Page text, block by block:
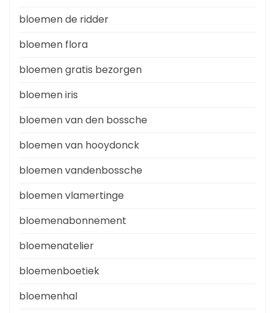
bloemen de ridder
bloemen flora
bloemen gratis bezorgen
bloemen iris
bloemen van den bossche
bloemen van hooydonck
bloemen vandenbossche
bloemen vlamertinge
bloemenabonnement
bloemenatelier
bloemenboetiek
bloemenhal